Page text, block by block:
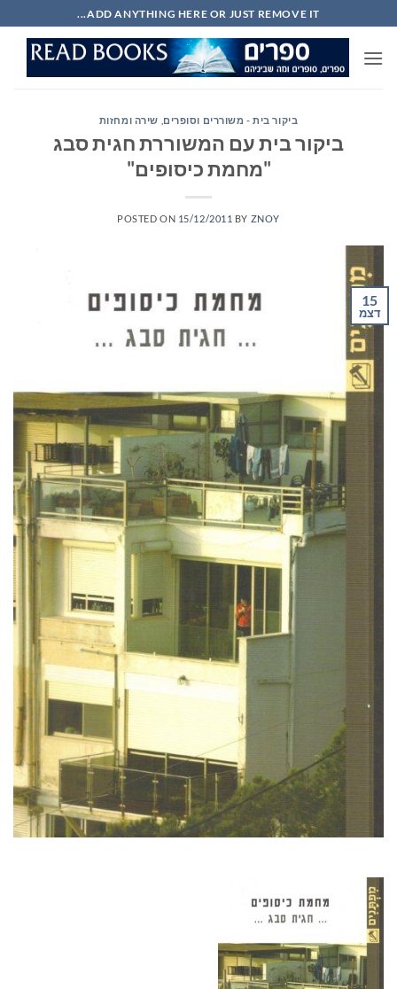
to
content
ADD ANYTHING HERE OR JUST REMOVE IT...
ביקור בית - משוררים וסופרים שירה ומחזות
ביקור בית עם המשוררת חגית סבג
"מחמת כיסופים"
POSTED ON 15/12/2011 BY ZNOY
15
דצמ